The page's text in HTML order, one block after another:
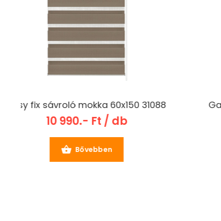
Gardinia Voile Fényáteresztős függöny
csíkos 140x245 cm
4 990.- Ft / db
Bővebben